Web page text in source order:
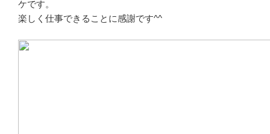
ケです。
楽しく仕事できることに感謝です^^